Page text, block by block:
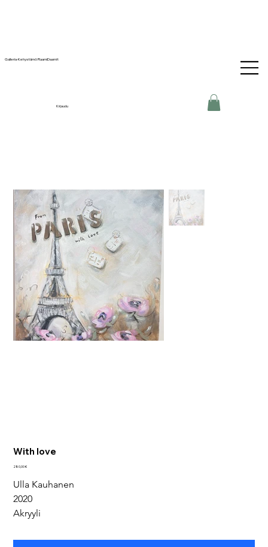
Galleria-Kehystämö RaamiDaamit
Kirjaudu
With love
Hinta
280,00 €
Ulla Kauhanen
2020
Akryyli